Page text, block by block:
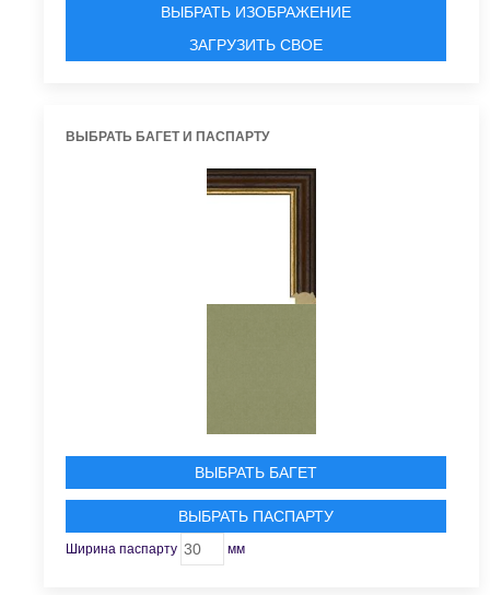
ВЫБРАТЬ ИЗОБРАЖЕНИЕ
ЗАГРУЗИТЬ СВОЕ
ВЫБРАТЬ БАГЕТ И ПАСПАРТУ
ВЫБРАТЬ БАГЕТ
ВЫБРАТЬ ПАСПАРТУ
Ширина паспарту мм